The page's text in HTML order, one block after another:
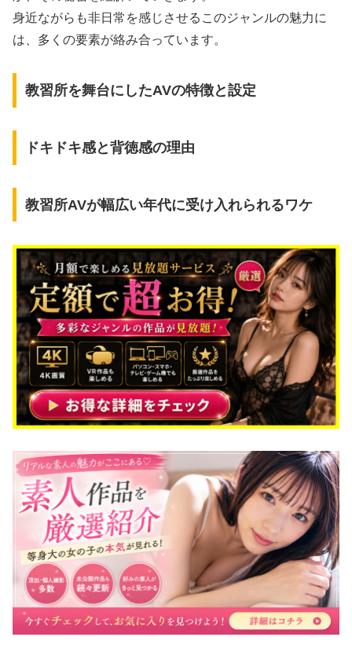
身近ながらも非日常を感じさせるこのジャンルの魅力に
は、多くの要素が絡み合っています。
教習所を舞台にしたAVの特徴と設定
ドキドキ感と背徳感の理由
教習所AVが幅広い年代に受け入れられるワケ